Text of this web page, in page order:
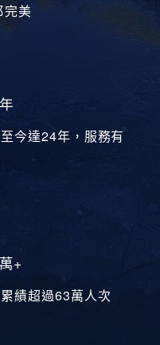
完美
年
今達24年，服務有
萬+
績超過63萬人次